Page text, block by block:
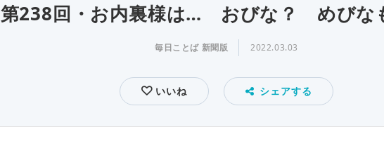
第238回・お内裏様は… おびな？ めびな
毎日ことば 新聞版 2022.03.03
いいね シェアする